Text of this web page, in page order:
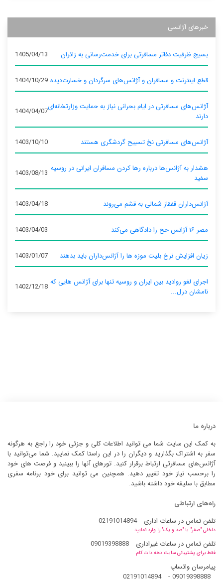
خبرهای آژانسی
بسیج ظرفیت دفاتر مسافرتی برای خدمت‌رسانی به زائران 1405/04/13
قطع اینترنت و مسافران و آژانس‌های سرگردان و خسارت‌دیده 1404/10/29
آژانس‌های مسافرتی در ایام بحرانی نیاز به حمایت وزارتخانه‌ای
دارند
1404/04/07
آژانس‌های مسافرتی نخ تسبیح گردشگری هستند 1403/10/10
هشدار به آژانس‌ها درباره رها کردن مسافران ایرانی در روسیه
سفید
1403/08/13
آژانس‌داران قفقاز شمالی به قشم می‌روند 1403/04/18
مصر ۱۶ آژانس حج را دادگاهی می‌کند 1403/04/03
زیان افزایش نرخ بلیت موزه ها را آژانس‌داران باید بدهند 1403/01/07
اجرای لغو روادید بین ایران و روسیه تنها برای آژانس‌ هایی که
نامشان درل...
1402/12/18
درباره ما
به کمک این سایت شما می توانید اطلاعات کلی و جزئی خود را راجع به هرگونه
سفر به اشتراک بگذارید و دیگران را در این راستا کمک نمایید. شما می‌توانید با
آژانس‌های مسافرتی ارتباط برقرار کنید. تورهای آنها را ببینید و فرصت های خود
را برحسب نیاز خود تغییر دهید. همچنین می توانید برای خود برنامه سفری
مطابق با سلیقه خود داشته باشید.
راه‌های ارتباطی
تلفن تماس در ساعات اداری
02191014894
داخلی "صفر" یا "صد و یک" را وارد نمایید
تلفن تماس در ساعات غیراداری 09019398888
فقط برای پشتیبانی سایت دهه دات کام
پیامرسان واتساپ
09019398888
-
02191014894